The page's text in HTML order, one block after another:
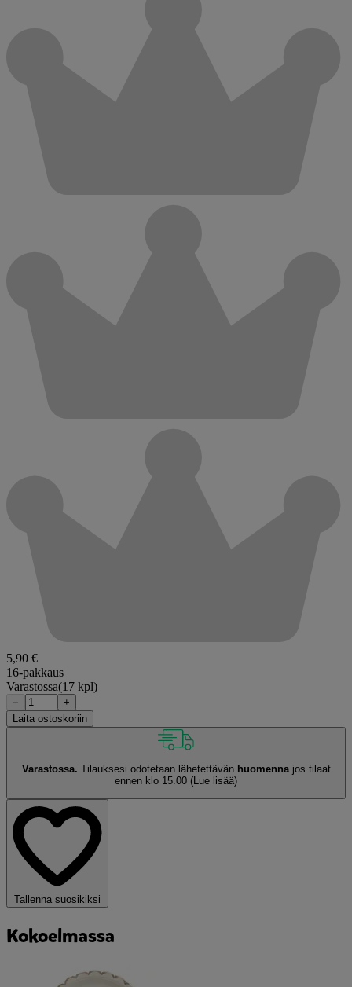
5,90 €
16-pakkaus
Varastossa(17 kpl)
−
+
Laita ostoskoriin
Varastossa. Tilauksesi odotetaan lähetettävän huomennajos tilaat
ennen klo 15.00 (Lue lisää)
Tallenna suosikiksi
Kokoelmassa